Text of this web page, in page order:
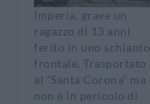
Imperia, grave un
ragazzo di 13 anni
ferito in uno schianto
frontale. Trasportato
al “Santa Corona” ma
non è in pericolo di